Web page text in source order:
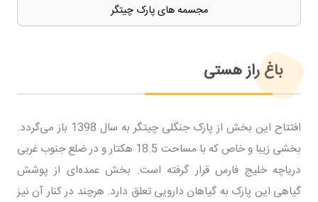
مجسمه های پارک چیتگر
باغ راز هستی
افتتاح این بخش از پارک جنگلی چیتگر به سال 1398 باز می‌گردد.
بخشی زیبا و خاص که با مساحت 18.5 هکتار و در ضلع جنوب غربی
دریاچه خلیج‌ فارس قرار گرفته است. بخش عمده‌ای از پوشش
گیاهی این پارک به گیاهان دارویی تعلق دارد. هرچند در کنار آن نیز